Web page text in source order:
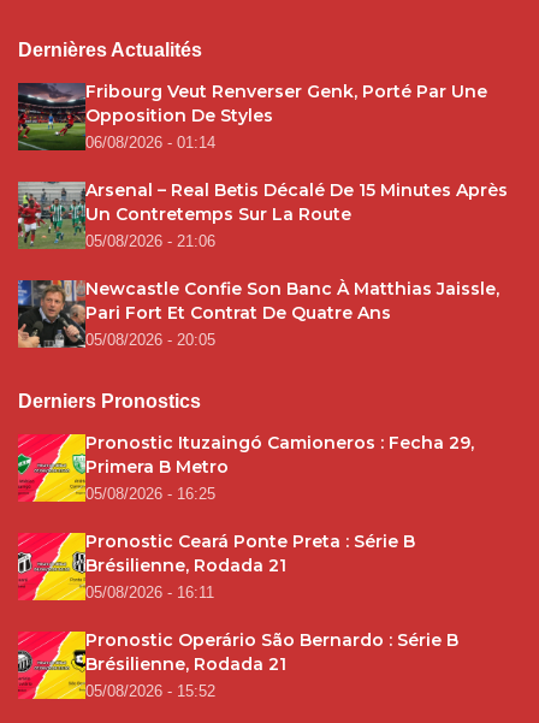
Dernières Actualités
Fribourg Veut Renverser Genk, Porté Par Une
Opposition De Styles
06/08/2026 - 01:14
Arsenal – Real Betis Décalé De 15 Minutes Après
Un Contretemps Sur La Route
05/08/2026 - 21:06
Newcastle Confie Son Banc À Matthias Jaissle,
Pari Fort Et Contrat De Quatre Ans
05/08/2026 - 20:05
Derniers Pronostics
Pronostic Ituzaingó Camioneros : Fecha 29,
Primera B Metro
05/08/2026 - 16:25
Pronostic Ceará Ponte Preta : Série B
Brésilienne, Rodada 21
05/08/2026 - 16:11
Pronostic Operário São Bernardo : Série B
Brésilienne, Rodada 21
05/08/2026 - 15:52